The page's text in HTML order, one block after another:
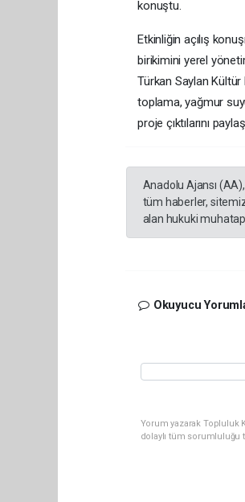
konuştu.
Etkinliğin açılış
birikimini yerel
Türkan Saylan
toplama, yağmur
proje çıktılarını
Anadolu Ajansı
tüm haberler,
alan hukuki
Okuyucu
Yorum yazarak Topluluk
dolaylı tüm sorumluluğu